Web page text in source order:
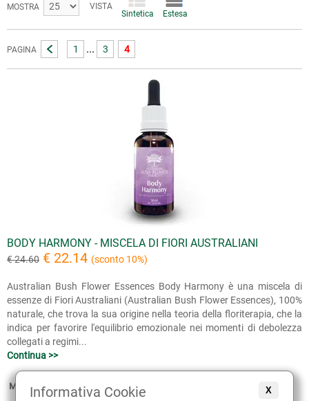
X
Informativa Cookie
MOSTRA VISTA
Sintetica Estesa
PAGINA 1 ... 3 4
BODY HARMONY - MISCELA DI FIORI AUSTRALIANI
€ 24.60 € 22.14 (sconto 10%)
Australian Bush Flower Essences Body Harmony è una miscela di
essenze di Fiori Australiani (Australian Bush Flower Essences), 100%
naturale, che trova la sua origine nella teoria della floriterapia, che la
indica per favorire l'equilibrio emozionale nei momenti di debolezza
collegati a regimi...
Continua >>
Marca: Bush Biotherapies